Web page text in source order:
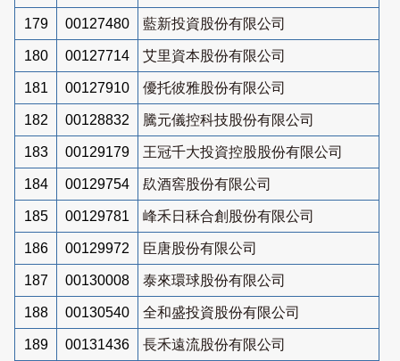
179 00127480 藍新投資股份有限公司
180 00127714 艾里資本股份有限公司
181 00127910 優托彼雅股份有限公司
182 00128832 騰元儀控科技股份有限公司
183 00129179 王冠千大投資控股股份有限公司
184 00129754 镹酒窖股份有限公司
185 00129781 峰禾日秝合創股份有限公司
186 00129972 臣唐股份有限公司
187 00130008 泰來環球股份有限公司
188 00130540 全和盛投資股份有限公司
189 00131436 長禾遠流股份有限公司